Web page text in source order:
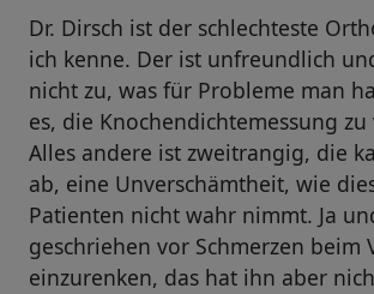
Dr. Dirsch ist der schlechteste
ich kenne. Der ist unfreundlich
nicht zu, was für Probleme man
es, die Knochendichtemessung
Alles andere ist zweitrangig, die
ab, eine Unverschämtheit, wie
Patienten nicht wahr nimmt. Ja
geschriehen vor Schmerzen beim
einzurenken, das hat ihn aber